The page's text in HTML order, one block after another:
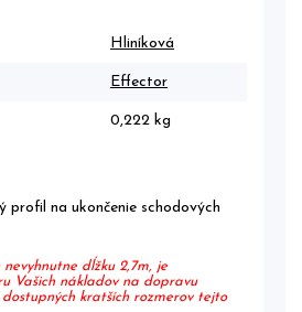
Hliníková
Effector
0,222 kg
profil na ukončenie schodových
dĺžku 2,7m, je
Vašich nákladov na dopravu
kratších rozmerov tejto